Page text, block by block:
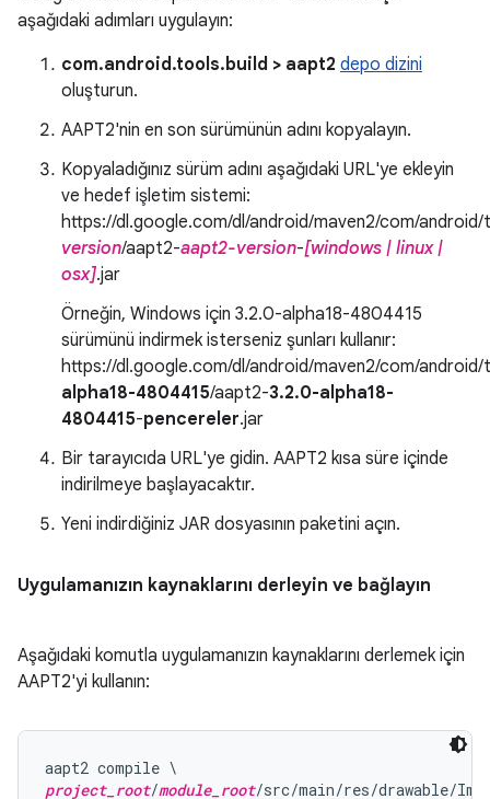
aşağıdaki adımları uygulayın:
com.android.tools.build > aapt2 depo dizini
oluşturun.
AAPT2'nin en son sürümünün adını kopyalayın.
Kopyaladığınız sürüm adını aşağıdaki URL'ye ekleyin
ve hedef işletim sistemi:
https://dl.google.com/dl/android/maven2/com/
version/aapt2-aapt2-version-[windows | linux |
osx].jar
Örneğin, Windows için 3.2.0-alpha18-4804415
sürümünü indirmek isterseniz şunları kullanır:
https://dl.google.com/dl/android/maven2/com/
alpha18-4804415/aapt2-3.2.0-alpha18-
4804415-pencereler.jar
Bir tarayıcıda URL'ye gidin. AAPT2 kısa süre içinde
indirilmeye başlayacaktır.
Yeni indirdiğiniz JAR dosyasının paketini açın.
Uygulamanızın kaynaklarını derleyin ve bağlayın
Aşağıdaki komutla uygulamanızın kaynaklarını derlemek için
AAPT2'yi kullanın:
project_root/module_root